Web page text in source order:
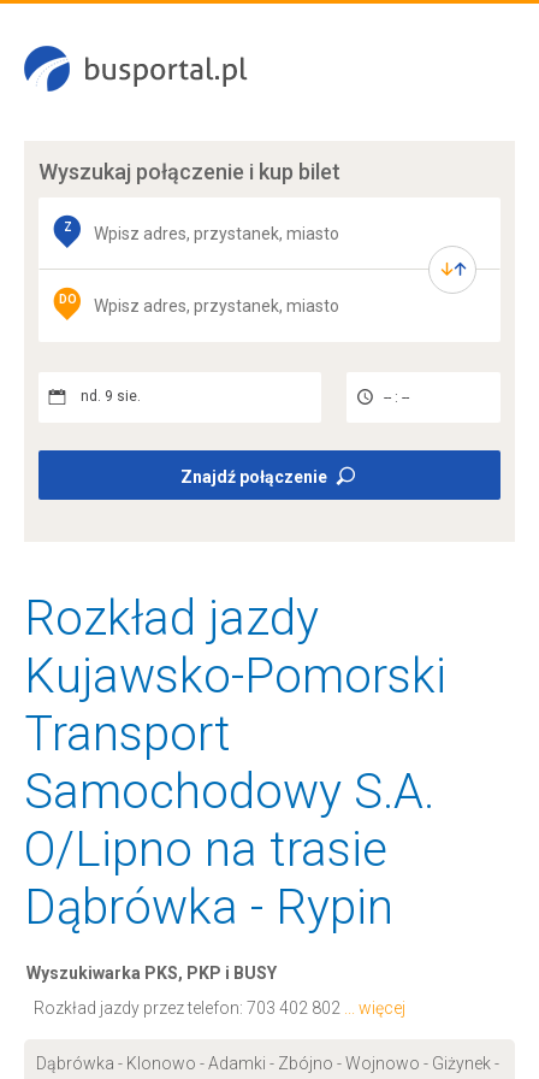
Wyszukaj połączenie i kup bilet
Z
DO
nd. 9 sie. -- : --
Znajdź połączenie
Rozkład jazdy
Kujawsko-Pomorski
Transport
Samochodowy S.A.
O/Lipno na trasie
Dąbrówka - Rypin
Wyszukiwarka PKS, PKP i BUSY
Rozkład jazdy przez telefon: 703 402 802 ... więcej
Dąbrówka - Klonowo - Adamki - Zbójno - Wojnowo - Giżynek -